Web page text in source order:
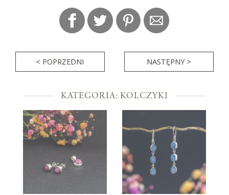
< POPRZEDNI NASTĘPNY >
KATEGORIA: KOLCZYKI